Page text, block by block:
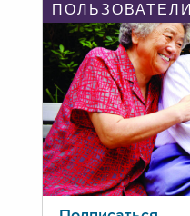
ПОЛЬЗОВАТЕЛИ